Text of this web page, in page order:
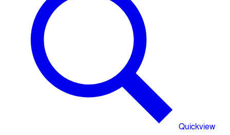
Quickview